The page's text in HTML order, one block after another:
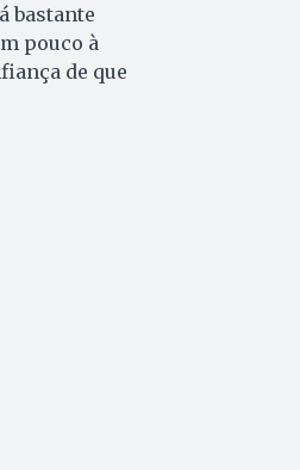
bastante
pouco à
de que